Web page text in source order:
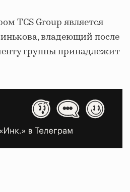
TCS Group является
владеющий после
группы принадлежит